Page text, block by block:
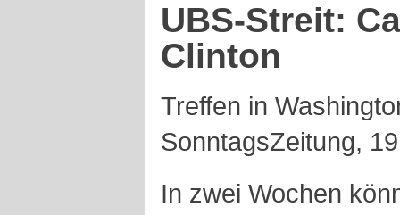
UBS-Streit:
Clinton
Treffen in
SonntagsZeitung,
In zwei Wochen